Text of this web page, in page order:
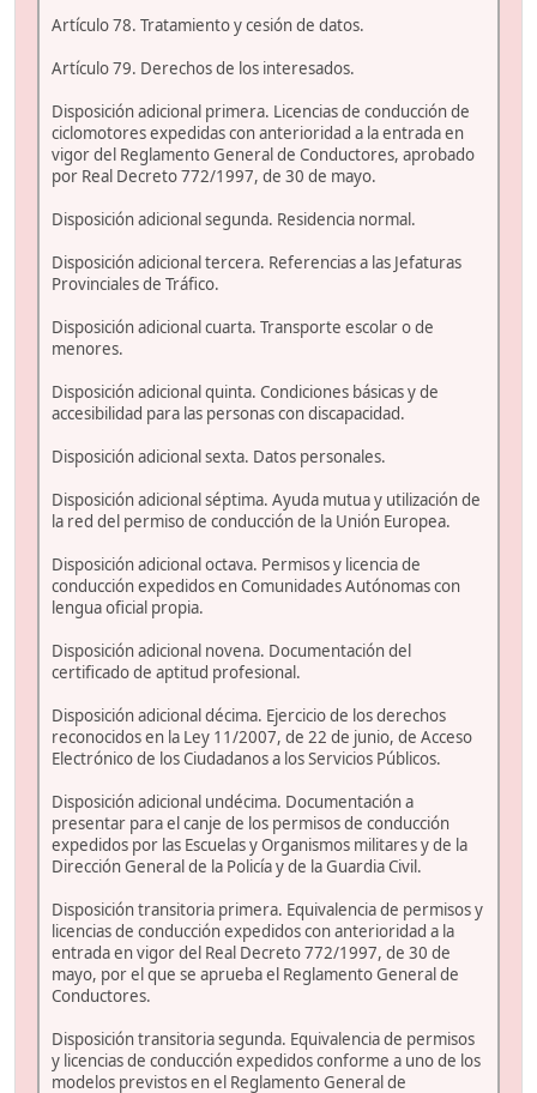
Artículo 78. Tratamiento y cesión de datos.
Artículo 79. Derechos de los interesados.
Disposición adicional primera. Licencias de conducción de
ciclomotores expedidas con anterioridad a la entrada en
vigor del Reglamento General de Conductores, aprobado
por Real Decreto 772/1997, de 30 de mayo.
Disposición adicional segunda. Residencia normal.
Disposición adicional tercera. Referencias a las Jefaturas
Provinciales de Tráfico.
Disposición adicional cuarta. Transporte escolar o de
menores.
Disposición adicional quinta. Condiciones básicas y de
accesibilidad para las personas con discapacidad.
Disposición adicional sexta. Datos personales.
Disposición adicional séptima. Ayuda mutua y utilización de
la red del permiso de conducción de la Unión Europea.
Disposición adicional octava. Permisos y licencia de
conducción expedidos en Comunidades Autónomas con
lengua oficial propia.
Disposición adicional novena. Documentación del
certificado de aptitud profesional.
Disposición adicional décima. Ejercicio de los derechos
reconocidos en la Ley 11/2007, de 22 de junio, de Acceso
Electrónico de los Ciudadanos a los Servicios Públicos.
Disposición adicional undécima. Documentación a
presentar para el canje de los permisos de conducción
expedidos por las Escuelas y Organismos militares y de la
Dirección General de la Policía y de la Guardia Civil.
Disposición transitoria primera. Equivalencia de permisos y
licencias de conducción expedidos con anterioridad a la
entrada en vigor del Real Decreto 772/1997, de 30 de
mayo, por el que se aprueba el Reglamento General de
Conductores.
Disposición transitoria segunda. Equivalencia de permisos
y licencias de conducción expedidos conforme a uno de los
modelos previstos en el Reglamento General de